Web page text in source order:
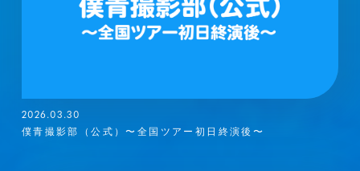
2026.03.30
僕青撮影部（公式）〜全国ツアー初日終演後〜